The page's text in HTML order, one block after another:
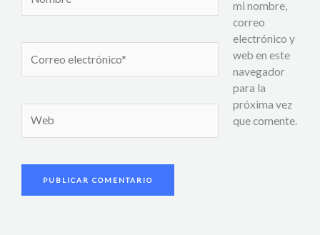
electrónico*
mi nombre,
correo
electrónico y
web en este
navegador
para la
próxima vez
que comente.